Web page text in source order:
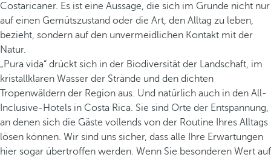
Costaricaner. Es ist eine Aussage, die sich im Grunde nicht nur
auf einen Gemütszustand oder die Art, den Alltag zu leben,
bezieht, sondern auf den unvermeidlichen Kontakt mit der
Natur.
„Pura vida“ drückt sich in der Biodiversität der Landschaft, im
kristallklaren Wasser der Strände und den dichten
Tropenwäldern der Region aus. Und natürlich auch in den All-
Inclusive-Hotels in Costa Rica. Sie sind Orte der Entspannung,
an denen sich die Gäste vollends von der Routine Ihres Alltags
lösen können. Wir sind uns sicher, dass alle Ihre Erwartungen
hier sogar übertroffen werden. Wenn Sie besonderen Wert auf